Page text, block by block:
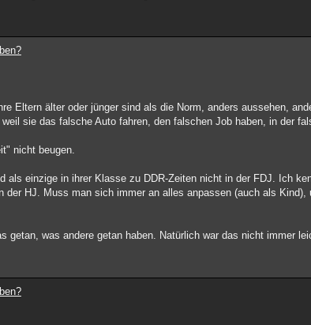
Eltern älter oder jünger sind als die Norm, anders aussehen,
sie das falsche Auto fahren, den falschen Job haben, in der
nicht beugen.
als einzige in ihrer Klasse zu DDR-Zeiten nicht in der FDJ. Ich
der HJ. Muss man sich immer an alles anpassen (auch als
getan, was andere getan haben. Natürlich war das nicht immer